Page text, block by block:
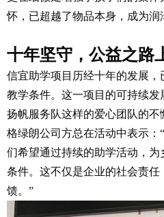
怀，已超越了物品本身，成为润
十年坚守，公益之路
信宜助学项目历经十年的发展
教学条件。这一项目的可持续
扬帆服务队这样的爱心团队的不
格绿朗公司方总在活动中表示
们希望通过持续的助学活动，
条件。这不仅是企业的社会责任
馈。”